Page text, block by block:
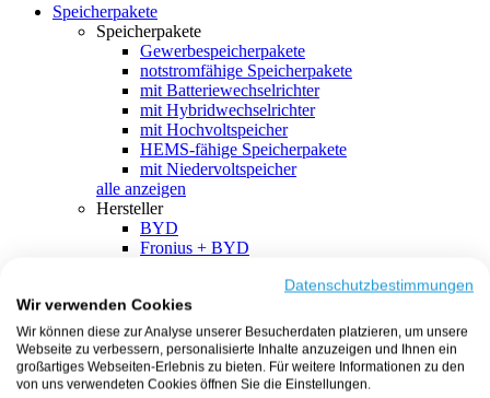
Speicherpakete
Speicherpakete
Gewerbespeicherpakete
notstromfähige Speicherpakete
mit Batteriewechselrichter
mit Hybridwechselrichter
mit Hochvoltspeicher
HEMS-fähige Speicherpakete
mit Niedervoltspeicher
alle anzeigen
Hersteller
BYD
Fronius + BYD
SMA + BYD
EcoFlow
EcoFlow + EcoFlow
FENECON
FENECON + FENECON
Datenschutzbestimmungen
Wir verwenden Cookies
Wir können diese zur Analyse unserer Besucherdaten platzieren, um unsere
Webseite zu verbessern, personalisierte Inhalte anzuzeigen und Ihnen ein
großartiges Webseiten-Erlebnis zu bieten. Für weitere Informationen zu den
von uns verwendeten Cookies öffnen Sie die Einstellungen.